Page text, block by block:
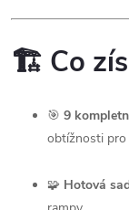
🏗️ Co
🎯 9
obtížnosti pro
🧩 Hotová